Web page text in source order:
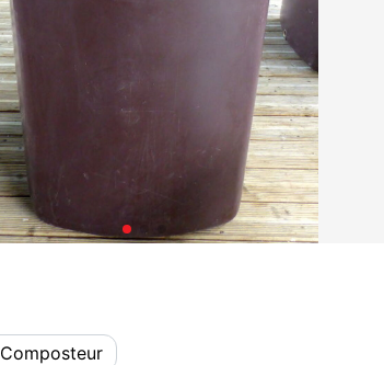
Composteur